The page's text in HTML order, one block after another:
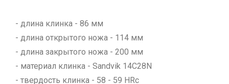
- длина клинка - 86 мм
- длина открытого ножа - 114 мм
- длина закрытого ножа - 200 мм
- материал клинка - Sandvik 14C28N
- твердость клинка - 58 - 59 HRc